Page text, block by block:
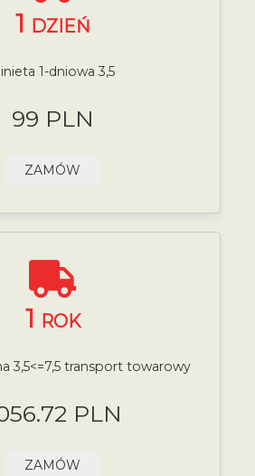
1 DZIEŃ
1-dniowa 3,5
99 PLN
ZAMÓW
1 ROK
3,5<=7,5 transport towarowy
PLN
ZAMÓW